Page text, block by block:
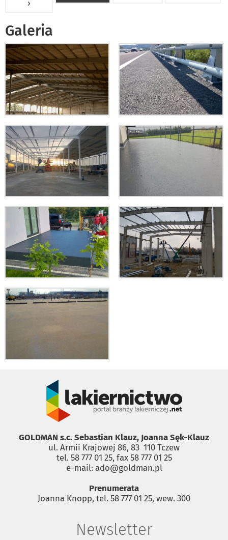
›
Galeria
GOLDMAN s.c. Sebastian Klauz, Joanna Sęk-Klauz
ul. Armii Krajowej 86, 83 ­ 110 Tczew
tel. 58 777 01 25, fax 58 777 01 25
e-mail: ado@goldman.pl
Prenumerata
Joanna Knopp, tel. 58 777 01 25, wew. 300
Newsletter